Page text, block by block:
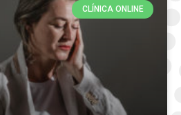
CLÍNICA ONLINE